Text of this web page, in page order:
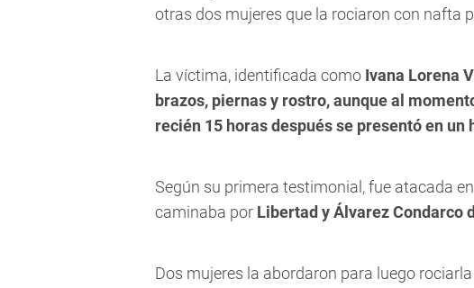
otras dos mujeres que la rociaron con nafta
La víctima, identificada como Ivana Lorena
brazos, piernas y rostro, aunque al
recién 15 horas después se presentó en un
Según su primera testimonial, fue atacada
caminaba por Libertad y Álvarez Condarco
Dos mujeres la abordaron para luego